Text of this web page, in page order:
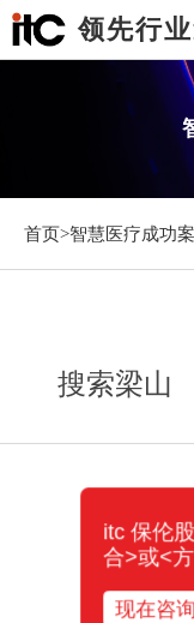
领先行
首页>智慧医疗成功
搜索梁山
itc 保伦
合>或<
现在咨